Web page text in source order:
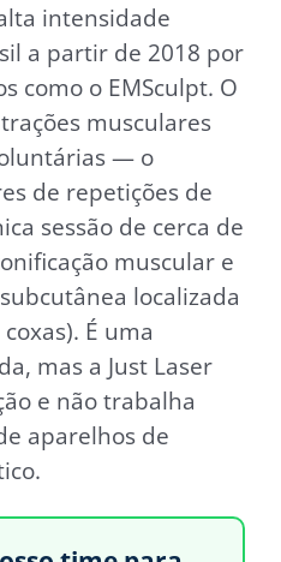
intensidade
a partir de 2018 por
como o EMSculpt. O
musculares
— o
de repetições de
sessão de cerca de
muscular e
localizada
É uma
mas a Just Laser
e não trabalha
aparelhos de